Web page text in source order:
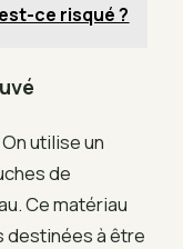
ce risqué ?
utilise un
de
Ce matériau
destinées à être